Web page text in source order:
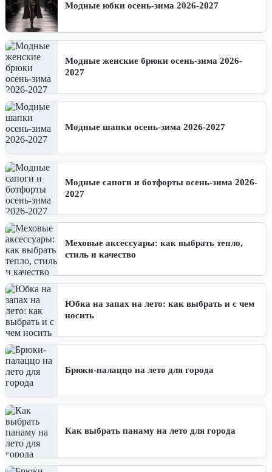
Модные юбки осень-зима 2026-2027
Модные женские брюки осень-зима 2026-
2027
Модные шапки осень-зима 2026-2027
Модные сапоги и ботфорты осень-зима 2026-
2027
Меховые аксессуары: как выбрать тепло,
стиль и качество
Юбка на запах на лето: как выбрать и с чем
носить
Брюки-палаццо на лето для города
Как выбрать панаму на лето для города